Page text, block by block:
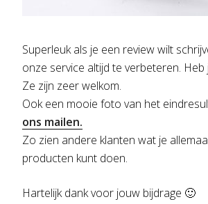
Superleuk als je een review wilt
onze service altijd te verbeteren. Heb
Ze zijn zeer welkom.
Ook een mooie foto van het
ons mailen.
Zo zien andere klanten wat je
producten kunt doen.
Hartelijk dank voor jouw bijdrage 🙂